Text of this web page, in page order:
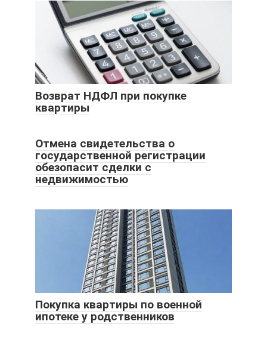
Возврат НДФЛ при покупке
квартиры
Отмена свидетельства о
государственной регистрации
обезопасит сделки с
недвижимостью
Покупка квартиры по военной
ипотеке у родственников